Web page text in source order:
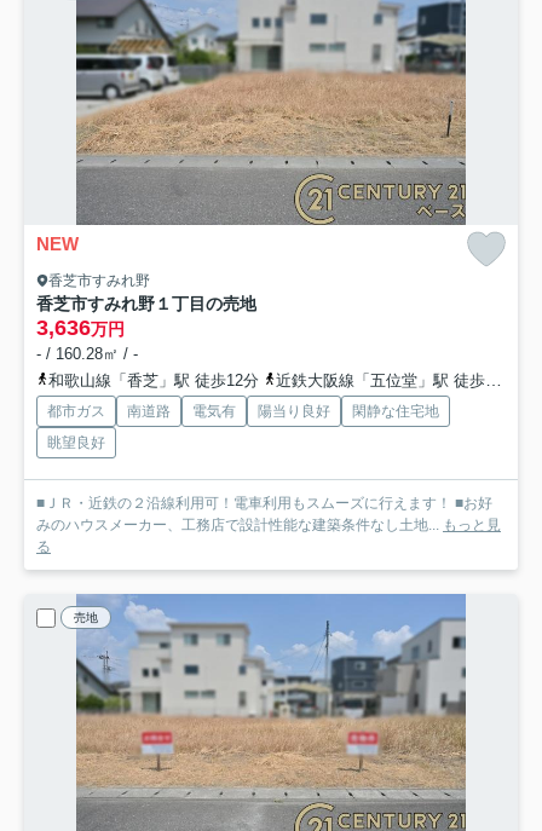
NEW
香芝市すみれ野
香芝市すみれ野１丁目の売地
3,636万円
- / 160.28㎡ / -
和歌山線「香芝」駅 徒歩12分
近鉄大阪線「五位堂」駅 徒歩13分
都市ガス 南道路 電気有 陽当り良好
閑静な住宅地
眺望良好
■ＪＲ・近鉄の２沿線利用可！電車利用もスムーズに行えます！ ■お好
みのハウスメーカー、工務店で設計性能な建築条件なし土地...
もっと見
る
売地